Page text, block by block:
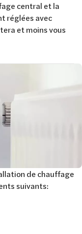
central et la
réglées avec
et moins vous
de chauffage
suivants: